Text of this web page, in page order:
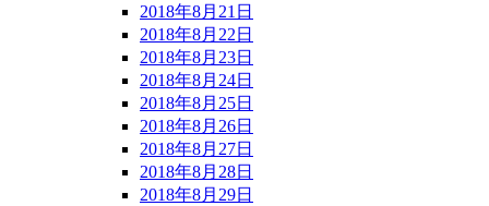
2018年8月21日
2018年8月22日
2018年8月23日
2018年8月24日
2018年8月25日
2018年8月26日
2018年8月27日
2018年8月28日
2018年8月29日